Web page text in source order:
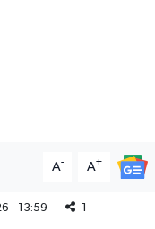
A- A+
- 13:59 1